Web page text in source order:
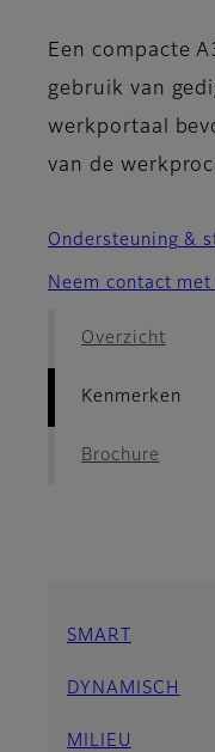
Een compacte
gebruik van
werkportaal
van de
Ondersteuning &
Neem contact met
Overzicht
Kenmerken
Brochure
SMART
DYNAMISCH
MILIEU